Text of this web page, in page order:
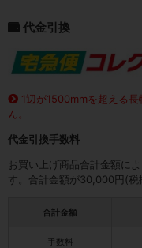
代金引換
1辺が1500mmを超える
ん。
代金引換手数料
お買い上げ商品合計金額に
す。合計金額が30,000円(税
合計金額
手数料